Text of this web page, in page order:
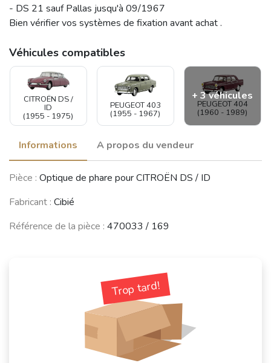
- DS 21 sauf Pallas jusqu'à 09/1967
Bien vérifier vos systèmes de fixation avant achat .
Véhicules compatibles
CITROËN DS /
ID
(1955 - 1975)
PEUGEOT 403
(1955 - 1967)
PEUGEOT 404
(1960 - 1989)
+ 3 véhicules
SIMCA Aronde SIMCA Vedette
/ Ariane PEUGEOT D3 /
Voir moins de véhicules
Informations A propos du vendeur
Pièce : Optique de phare pour CITROËN DS / ID
Fabricant : Cibié
Référence de la pièce : 470033 / 169
Trop tard!